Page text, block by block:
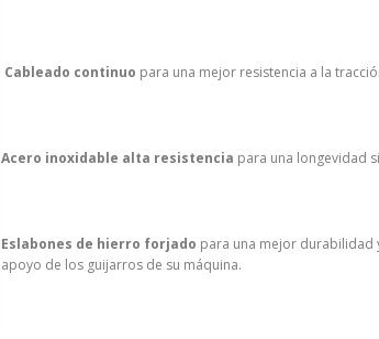
Cableado continuo para una mejor resistencia a la
Acero inoxidable alta resistencia para una longevidad
Eslabones de hierro forjado para una mejor durabilidad
apoyo de los guijarros de su máquina.